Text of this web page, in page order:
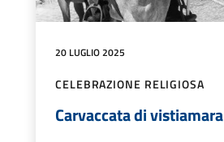
20 LUGLIO 2025
CELEBRAZIONE RELIGIOSA
Carvaccata di vistiamara